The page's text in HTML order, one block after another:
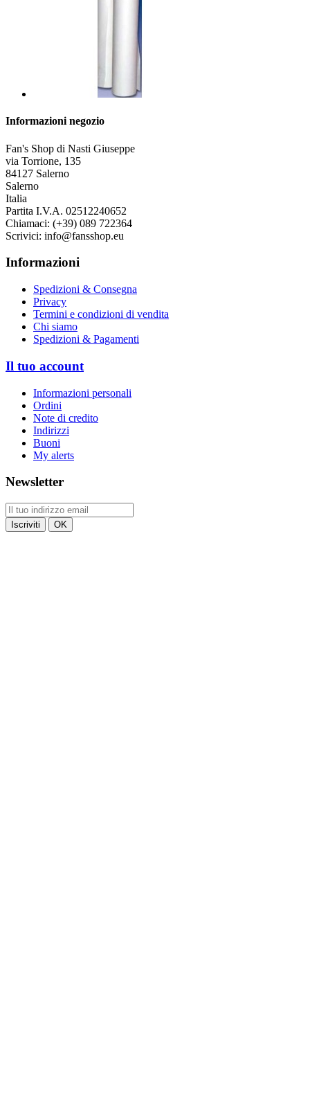
Informazioni negozio
Fan's Shop di Nasti Giuseppe
via Torrione, 135
84127 Salerno
Salerno
Italia
Partita I.V.A. 02512240652
Chiamaci: (+39) 089 722364
Scrivici: info@fansshop.eu
Informazioni
Spedizioni & Consegna
Privacy
Termini e condizioni di vendita
Chi siamo
Spedizioni & Pagamenti
Il tuo account
Informazioni personali
Ordini
Note di credito
Indirizzi
Buoni
My alerts
Newsletter